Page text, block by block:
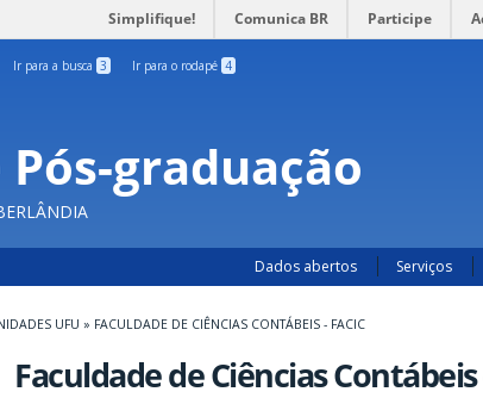
Simplifique! Comunica BR Participe
Ir para a busca 3 Ir para o rodapé 4
Pós-graduação
Dados abertos Serviços
UFU » FACULDADE DE CIÊNCIAS CONTÁBEIS - FACIC
Faculdade de Ciências Contábeis